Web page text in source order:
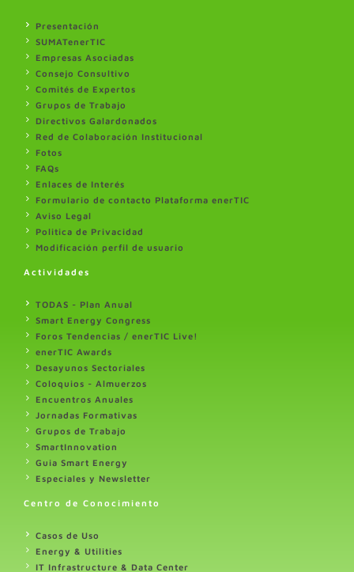
Presentación
SUMATenerTIC
Empresas Asociadas
Consejo Consultivo
Comités de Expertos
Grupos de Trabajo
Directivos Galardonados
Red de Colaboración Institucional
Fotos
FAQs
Enlaces de Interés
Formulario de contacto Plataforma enerTIC
Aviso Legal
Politica de Privacidad
Modificación perfil de usuario
Actividades
TODAS - Plan Anual
Smart Energy Congress
Foros Tendencias / enerTIC Live!
enerTIC Awards
Desayunos Sectoriales
Coloquios - Almuerzos
Encuentros Anuales
Jornadas Formativas
Grupos de Trabajo
SmartInnovation
Guia Smart Energy
Especiales y Newsletter
Centro de Conocimiento
Casos de Uso
Energy & Utilities
IT Infrastructure & Data Center